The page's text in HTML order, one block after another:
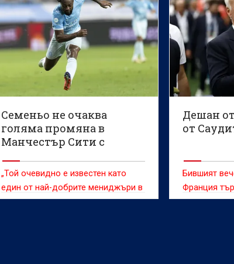
Семеньо не очаква
голяма промяна в
Манчестър Сити с
„Той очевидно е известен като
един от най-добрите мениджъри в
света и можете да разберете
Дешан
от
Бившият
Франция